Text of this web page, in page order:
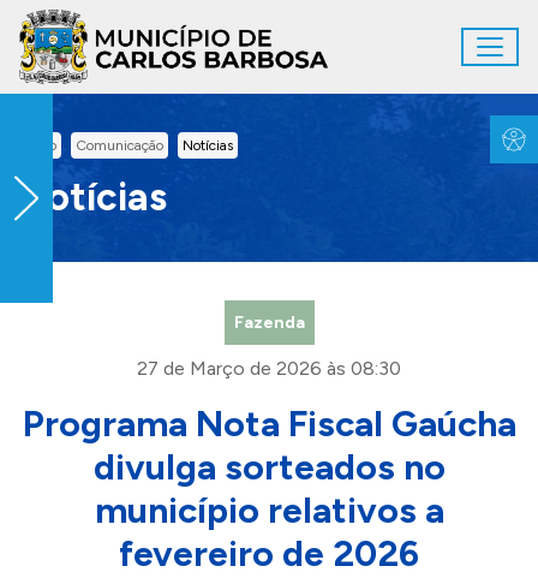
Ir para conteúdo principal
Inicio Comunicação Notícias
Notícias
Fazenda
27 de Março de 2026 às 08:30
Programa Nota Fiscal Gaúcha
divulga sorteados no
município relativos a
fevereiro de 2026